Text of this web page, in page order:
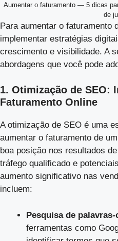
Aumentar o faturamento — 5 dicas
de
Para aumentar o faturamento
implementar estratégias
crescimento e visibilidade. A
abordagens que você pode
1. Otimização de SEO:
Faturamento Online
A otimização de SEO é uma
aumentar o faturamento de
boa posição nos resultados
tráfego qualificado e
aumento significativo nas
incluem:
Pesquisa de
ferramentas como